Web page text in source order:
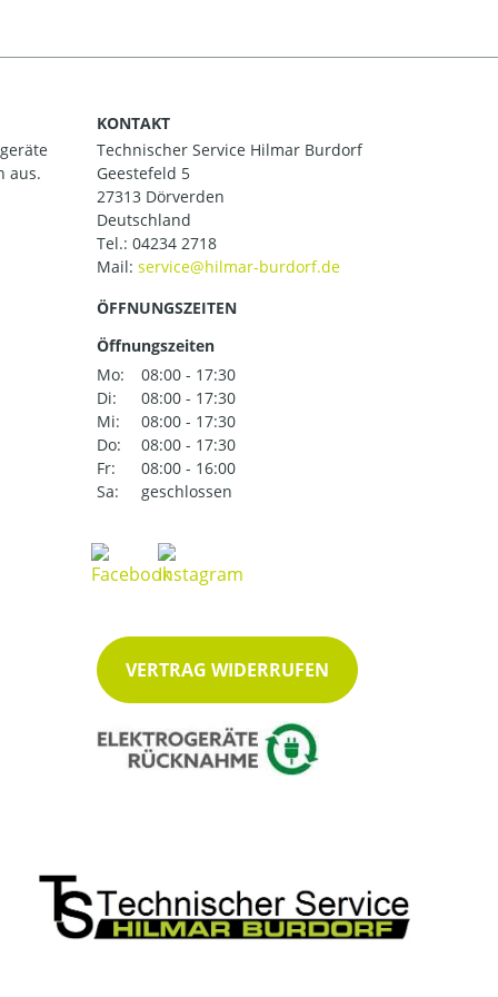
aus.
KONTAKT
Technischer Service Hilmar Burdorf
Geestefeld 5
27313 Dörverden
Deutschland
Tel.: 04234 2718
Mail:
ÖFFNUNGSZEITEN
Öffnungszeiten
Mo:
08:00 - 17:30
Di:
08:00 - 17:30
Mi:
08:00 - 17:30
Do:
08:00 - 17:30
Fr:
08:00 - 16:00
Sa:
geschlossen
VERTRAG WIDERRUFEN